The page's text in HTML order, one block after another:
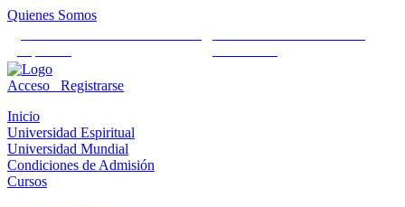
Quienes Somos
Acceso
Registrarse
Inicio
Universidad Espiritual
Universidad Mundial
Condiciones de Admisión
Cursos